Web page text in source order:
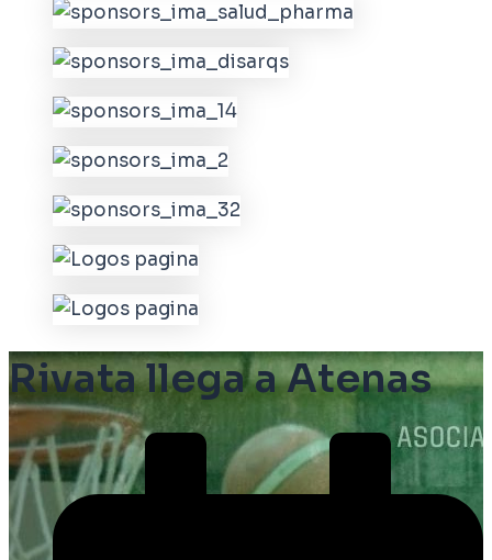
Rivata llega a Atenas